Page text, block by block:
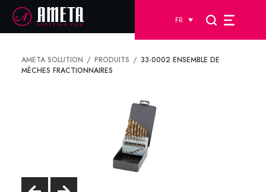
FR
AMETA SOLUTION PRODUITS
33-0002 ENSEMBLE DE
MÈCHES FRACTIONNAIRES